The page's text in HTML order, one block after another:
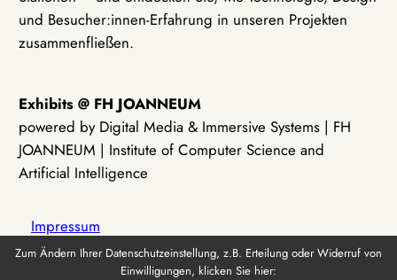
und Besucher:innen-Erfahrung in unseren Projekten
zusammenfließen.
Exhibits @ FH JOANNEUM
powered by Digital Media & Immersive Systems | FH
JOANNEUM | Institute of Computer Science and
Artificial Intelligence
Impressum
Zum Ändern Ihrer Datenschutzeinstellung, z.B. Erteilung oder Widerruf von
Einwilligungen, klicken Sie hier: